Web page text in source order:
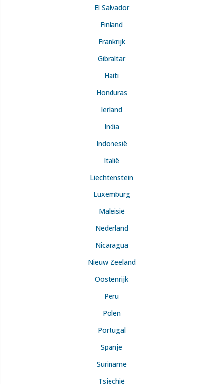
El Salvador
Finland
Frankrijk
Gibraltar
Haiti
Honduras
Ierland
India
Indonesië
Italië
Liechtenstein
Luxemburg
Maleisië
Nederland
Nicaragua
Nieuw Zeeland
Oostenrijk
Peru
Polen
Portugal
Spanje
Suriname
Tsjechië